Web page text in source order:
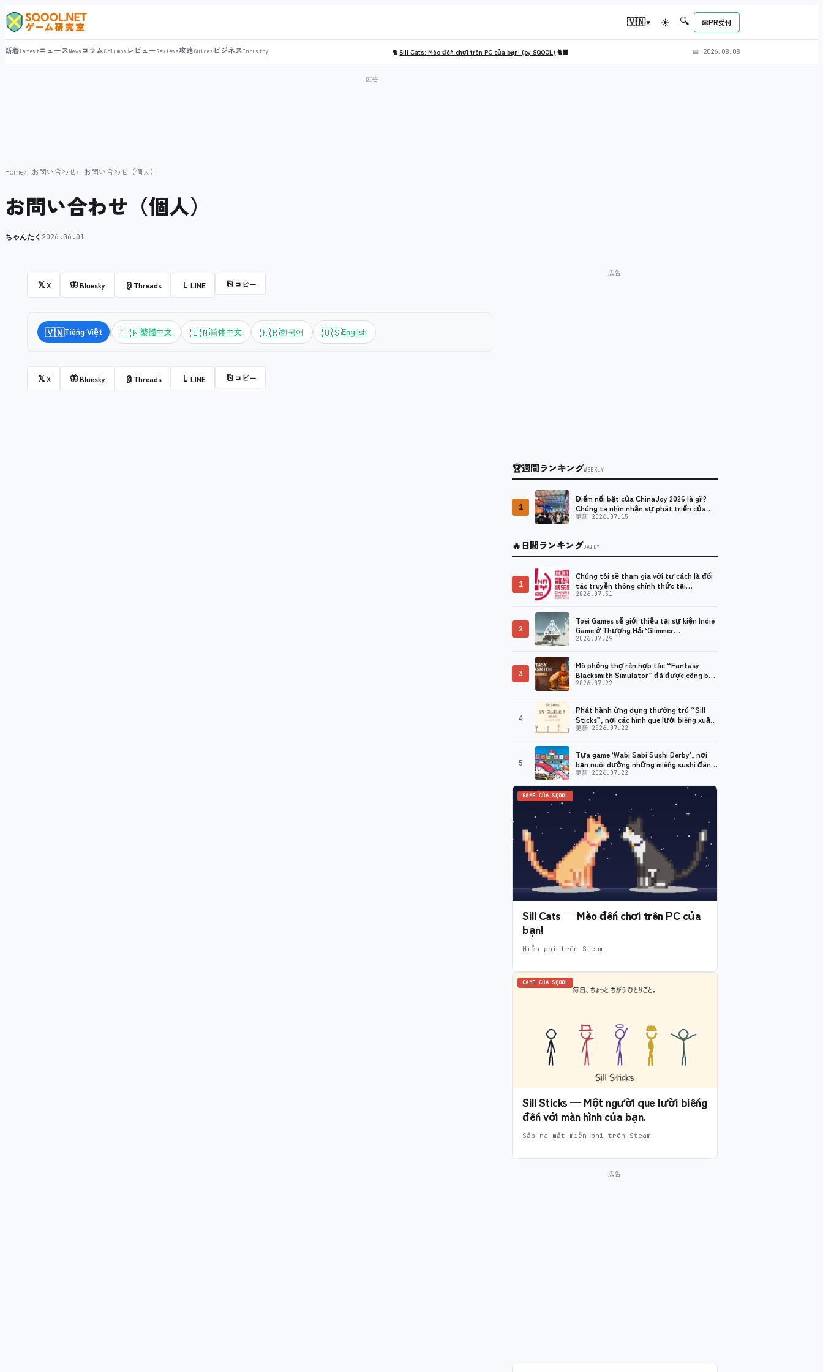
🇻🇳▾ ☀ 🔍 📧PR受付
新着LatestニュースNews コラムColumns レビューReviews攻略Guides ビジネスIndustry 🐈Sill Cats: Mèo đến chơi trên PC của bạn! (by SQOOL) 🐈‍⬛ 📅 2026.08.08
Home お問い合わせ お問い合わせ（個人）
お問い合わせ（個人）
ちゃんたく 2026.06.01
𝕏X 🦋Bluesky @ Threads L LINE ⎘ コピー
🇻🇳Tiếng Việt | 🇹🇼繁體中文 🇨🇳简体中文 🇰🇷한국어 🇺🇸English
𝕏X 🦋Bluesky @ Threads L LINE ⎘ コピー
🏆週間ランキングWEEKLY
1
Điểm nổi bật của ChinaJoy 2026 là gì!?
Chúng ta nhìn nhận sự phát triển của
ngành công nghiệp game Trung Quốc và
更新 2026.07.15
🔥日間ランキングDAILY
1
Chúng tôi sẽ tham gia với tư cách là đối
tác truyền thông chính thức tại
ChinaJoy.
2026.07.31
2
Toei Games sẽ giới thiệu tại sự kiện Indie
Game ở Thượng Hải ‘Glimmer
Condensation 2026 ChinaJoy Special
2026.07.29
3
Mô phỏng thợ rèn hợp tác “Fantasy
Blacksmith Simulator” đã được công bố.
Thử nghiệm mở cũng bắt đầu
2026.07.22
4
Phát hành ứng dụng thường trú “Sill
Sticks”, nơi các hình que lười biếng xuất
hiện trên máy tính của bạn!
更新 2026.07.22
5
Tựa game ‘Wabi Sabi Sushi Derby’, nơi
bạn nuôi dưỡng những miếng sushi đáng
yêu và cho chúng tham gia các cuộc đua,
đã chính thức được phát hành!
更新 2026.07.22
GAME CỦA SQOOL
Sill Cats — Mèo đến chơi trên PC của
bạn!
Miễn phí trên Steam
GAME CỦA SQOOL
Sill Sticks — Một người que lười biếng
đến với màn hình của bạn.
Sắp ra mắt miễn phí trên Steam